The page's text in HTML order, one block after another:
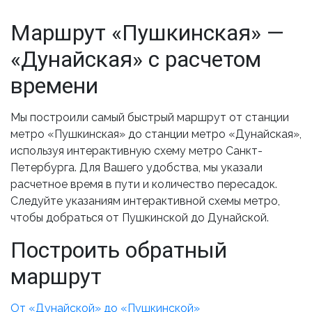
Маршрут «Пушкинская» —
«Дунайская» с расчетом
времени
Мы построили самый быстрый маршрут от станции
метро «Пушкинская» до станции метро «Дунайская»,
используя интерактивную схему метро Санкт-
Петербурга. Для Вашего удобства, мы указали
расчетное время в пути и количество пересадок.
Следуйте указаниям интерактивной схемы метро,
чтобы добраться от Пушкинской до Дунайской.
Построить обратный
маршрут
От «Дунайской» до «Пушкинской»